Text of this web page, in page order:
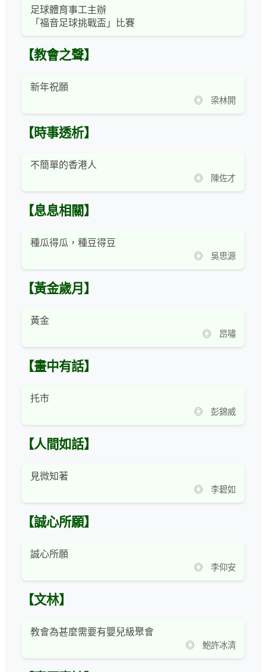
足球體育事工主辦
「福音足球挑戰盃」比賽
【教會之聲】
新年祝願
◎ 梁林開
【時事透析】
不簡單的香港人
◎ 陳佐才
【息息相關】
種瓜得瓜，種豆得豆
◎ 吳思源
【黃金歲月】
黃金
◎ 昂嘯
【畫中有話】
托市
◎ 彭錦威
【人間如話】
見微知著
◎ 李碧如
【誠心所願】
誠心所願
◎ 李仰安
【文林】
教會為甚麼需要有嬰兒級聚會
◎ 鮑許冰清